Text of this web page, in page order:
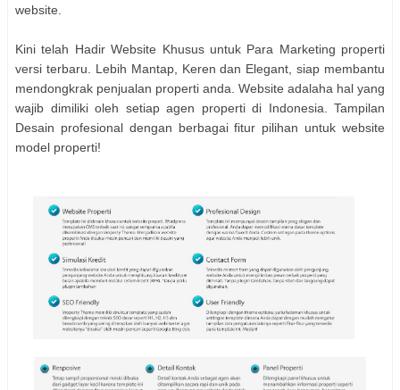
website.
Kini telah Hadir Website Khusus untuk Para Marketing properti
versi terbaru. Lebih Mantap, Keren dan Elegant, siap membantu
mendongkrak penjualan properti anda. Website adalaha hal yang
wajib dimiliki oleh setiap agen properti di Indonesia. Tampilan
Desain profesional dengan berbagai fitur pilihan untuk website
model properti!